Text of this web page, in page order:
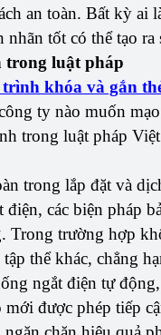
an toàn. Bất kỳ ai
tốt có thể tạo ra
trong luật pháp
khóa và gắn
ty nào muốn
trong luật pháp
trong lắp đặt và
các biện pháp
Trong trường hợp
thể khác, chẳng
ngắt điện tự
được phép tiếp